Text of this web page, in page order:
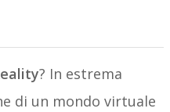
? In estrema
di un mondo virtuale